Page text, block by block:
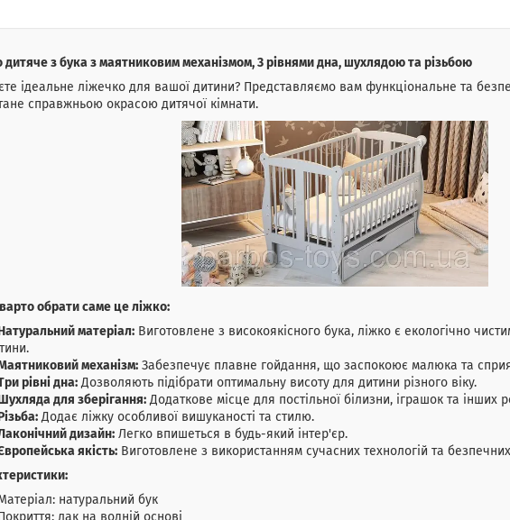
дитяче з бука з маятниковим механізмом, 3 рівнями дна, шухлядою та різьбою
ідеальне ліжечко для вашої дитини? Представляємо вам функціональне та
справжньою окрасою дитячої кімнати.
обрати саме це ліжко:
Натуральний матеріал: Виготовлене з високоякісного бука, ліжко є екологічно
механізм: Забезпечує плавне гойдання, що заспокоює малюка та
рівні дна: Дозволяють підібрати оптимальну висоту для дитини різного віку.
Шухляда для зберігання: Додаткове місце для постільної білизни, іграшок та інших
Різьба: Додає ліжку особливої вишуканості та стилю.
дизайн: Легко впишеться в будь-який інтер'єр.
якість: Виготовлене з використанням сучасних технологій та
натуральний бук
Покриття: лак на водній основі